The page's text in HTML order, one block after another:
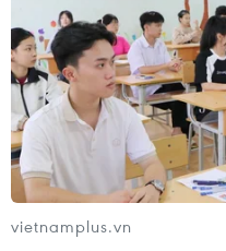
100 năm Báo
Báo
nguyên mới: Trung
Báo chí Việt Nam -
vietnamplus.vn